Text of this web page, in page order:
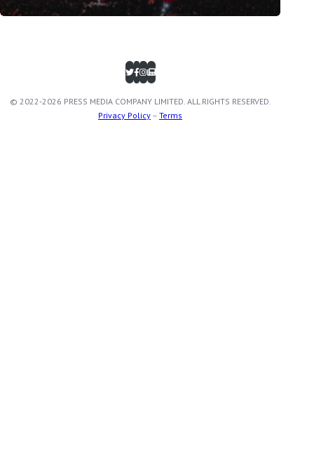
© 2022-2026 PRESS MEDIA COMPANY LIMITED. ALL RIGHTS RESERVED.
Privacy Policy – Terms